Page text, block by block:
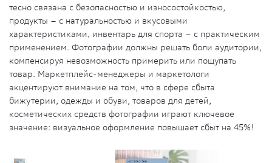
тесно связана с безопасностью и износостойкостью,
продукты – с натуральностью и вкусовыми
характеристиками, инвентарь для спорта – с практическим
применением. Фотографии должны решать боли аудитории,
компенсируя невозможность примерить или пощупать
товар. Маркетплейс-менеджеры и маркетологи
акцентируют внимание на том, что в сфере сбыта
бижутерии, одежды и обуви, товаров для детей,
косметических средств фотографии играют ключевое
значение: визуальное оформление повышает сбыт на 45%!